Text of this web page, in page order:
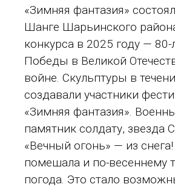
«Зимняя фантазия»
Шанге Шарьинского
конкурса в 2025 году — 80-
Победы в Великой
войне. Скульптуры в
создавали участники
«Зимняя фантазия».
памятник солдату, звезда
«Вечный огонь» — из
помешала и по-весеннему
погода. Это стало